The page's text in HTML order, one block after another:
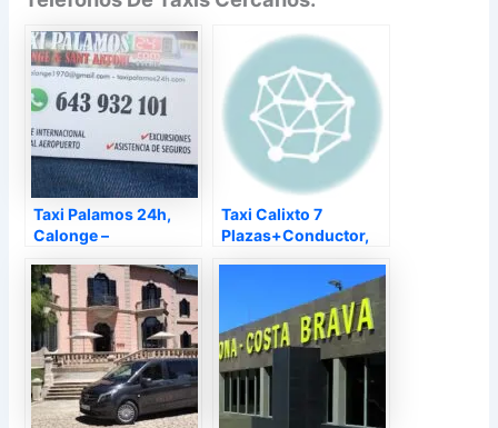
Taxi Palamos 24h,
Calonge –
Taxi Calixto 7
Plazas+Conductor,